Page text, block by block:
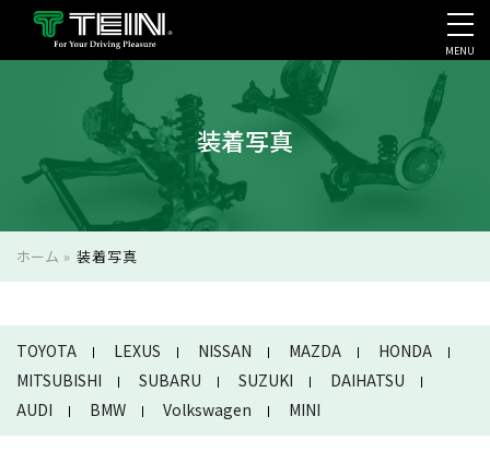
会社案内・採用・IR
MENU
装着写真
ホーム » 装着写真
TOYOTA LEXUS NISSAN MAZDA
HONDA
MITSUBISHI
SUBARU SUZUKI
DAIHATSU
AUDI
BMW Volkswagen MINI